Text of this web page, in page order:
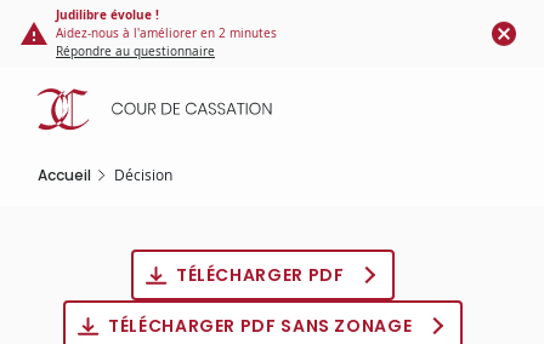
Panneau de gestion des cookies
contenu
principal
Judilibre évolue !
Aidez-nous à l'améliorer en 2 minutes
Répondre au questionnaire
Accueil Décision
TÉLÉCHARGER PDF
TÉLÉCHARGER PDF SANS ZONAGE